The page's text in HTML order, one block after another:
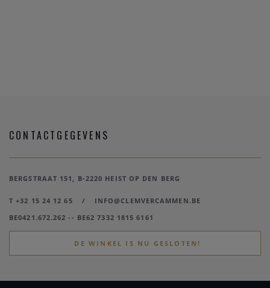
CONTACTGEGEVENS
BERGSTRAAT 151, B-2220 HEIST OP DEN BERG
T +32 15 24 12 65 /
INFO@CLEMVERCAMMEN.BE
BE0421.672.262 -- BE62 7332 1815 6161
DE WINKEL IS NU GESLOTEN!